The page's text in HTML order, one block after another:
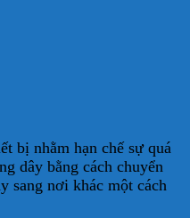
bị nhằm hạn chế sự quá
dây bằng cách chuyển
sang nơi khác một cách